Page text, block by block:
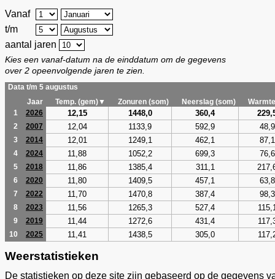
Vanaf
t/m
aantal jaren
Kies een vanaf-datum na de einddatum om de gegevens
over 2 opeenvolgende jaren te zien.
Data t/m 5 augustus
Jaar
Temp. (gem)▼ Zonuren (som) Neerslag (som)
1
2026 12,15 1448,0 360,4
2 2007 12,04 1133,9 592,9 48,9
3 2014 12,01 1249,1 462,1 87,1
4 2024 11,88 1052,2 699,3 76,6
5 2018 11,86 1385,4 311,1
6 2020 11,80 1409,5 457,1 63,8
7 2022 11,70 1470,8 387,4 98,3
8 2023 11,56 1265,3 527,4
9 2019 11,44 1272,6 431,4
10 2025 11,41 1438,5 305,0
Weerstatistieken
De statistieken op deze site zijn gebaseerd op de gegevens